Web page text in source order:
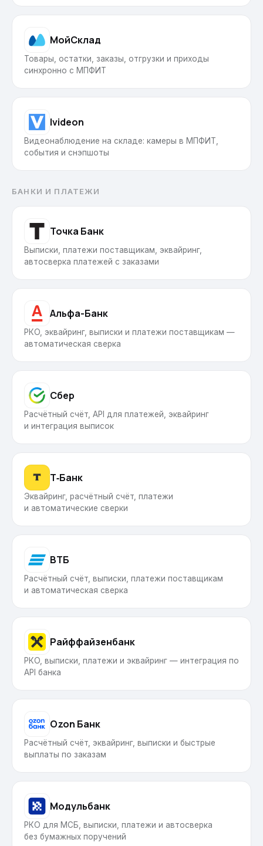
МойСклад
Товары, остатки, заказы, отгрузки и приходы
синхронно с МПФИТ
Ivideon
Видеонаблюдение на складе: камеры в МПФИТ,
события и снэпшоты
БАНКИ И ПЛАТЕЖИ
Точка Банк
Выписки, платежи поставщикам, эквайринг,
автосверка платежей с заказами
Альфа-Банк
РКО, эквайринг, выписки и платежи поставщикам —
автоматическая сверка
Сбер
Расчётный счёт, API для платежей, эквайринг
и интеграция выписок
Т‑Банк
Эквайринг, расчётный счёт, платежи
и автоматические сверки
ВТБ
Расчётный счёт, выписки, платежи поставщикам
и автоматическая сверка
Райффайзенбанк
РКО, выписки, платежи и эквайринг — интеграция по
API банка
Ozon Банк
Расчётный счёт, эквайринг, выписки и быстрые
выплаты по заказам
Модульбанк
РКО для МСБ, выписки, платежи и автосверка
без бумажных поручений